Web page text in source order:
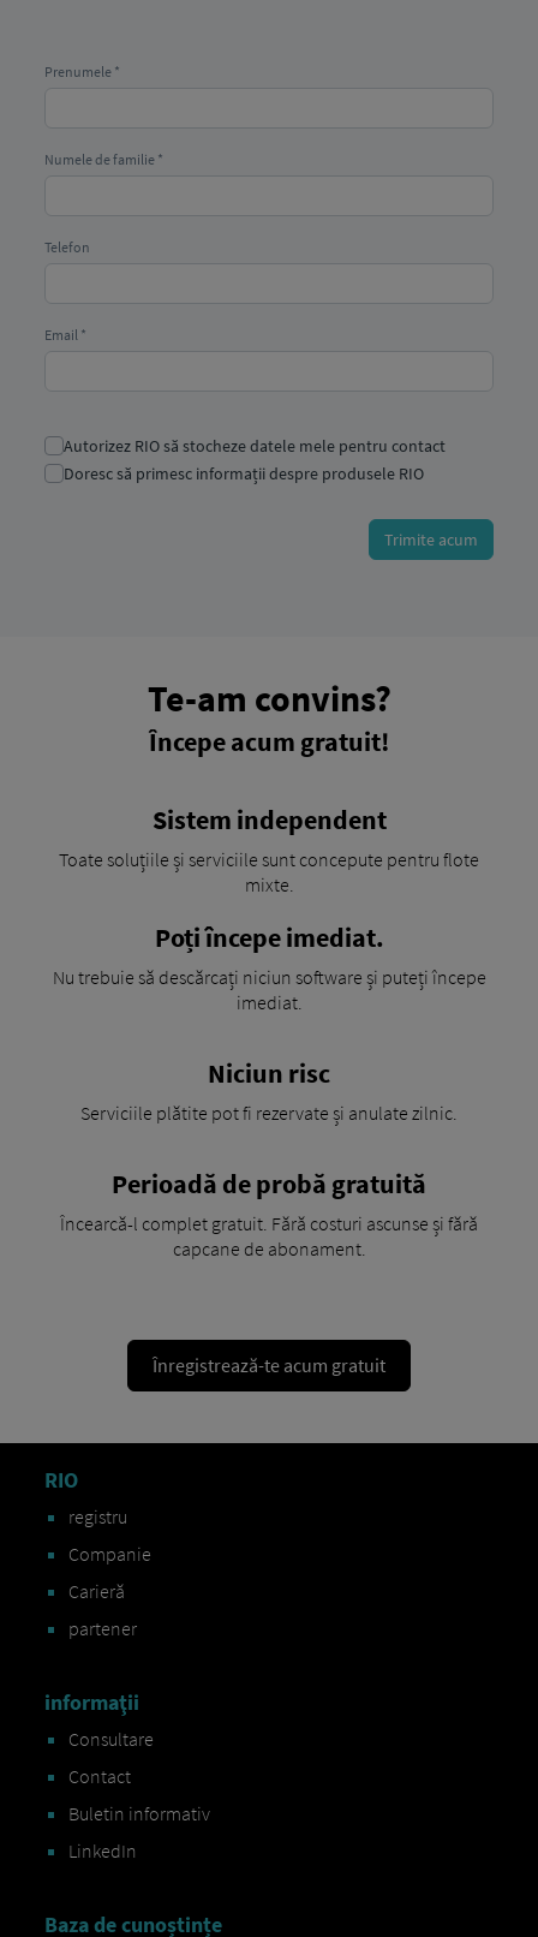
Te-am convins?
Începe acum gratuit!
Sistem independent
Toate soluțiile și serviciile sunt concepute pentru flote
mixte.
Poți începe imediat.
Nu trebuie să descărcați niciun software și puteți începe
imediat.
Niciun risc
Serviciile plătite pot fi rezervate și anulate zilnic.
Perioadă de probă gratuită
Încearcă-l complet gratuit. Fără costuri ascunse și fără
capcane de abonament.
Înregistrează-te acum gratuit
RIO
registru
Companie
Carieră
partener
informaţii
Consultare
Contact
Buletin informativ
LinkedIn
Baza de cunoștințe